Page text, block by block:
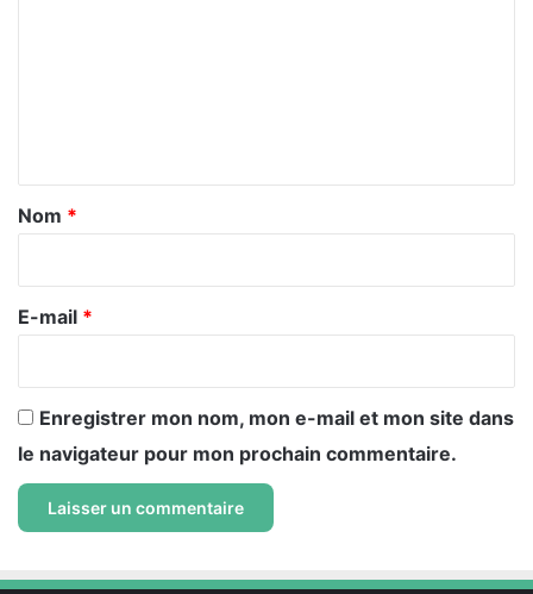
a
e
Nom *
E-mail *
Enregistrer mon nom, mon e-mail et mon site dans
le navigateur pour mon prochain commentaire.